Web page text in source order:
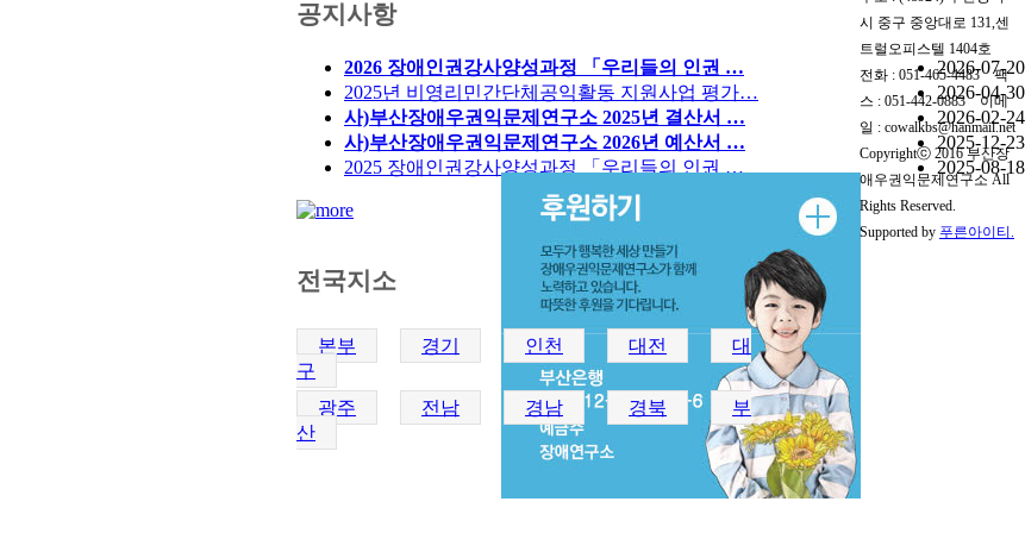
공지사항
2026 장애인권강사양성과정 「우리들의 인권 …
2026-07-20
2025년 비영리민간단체공익활동 지원사업 평가…
2026-04-30
사)부산장애우권익문제연구소 2025년 결산서 …
2026-02-24
사)부산장애우권익문제연구소 2026년 예산서 …
2025-12-23
2025 장애인권강사양성과정 「우리들의 인권 …
2025-08-18
전국지소
본부 경기 인천 대전
대
구
광주
전남 경남 경북
부
산
시 중구 중앙대로 131,센
트럴오피스텔 1404호
전화 : 051-465-4483 팩
스 : 051-442-0883 이메
일 : cowalkbs@hanmail.net
Copyrightⓒ 2016 부산장
애우권익문제연구소 All
Rights Reserved.
Supported by 푸른아이티.